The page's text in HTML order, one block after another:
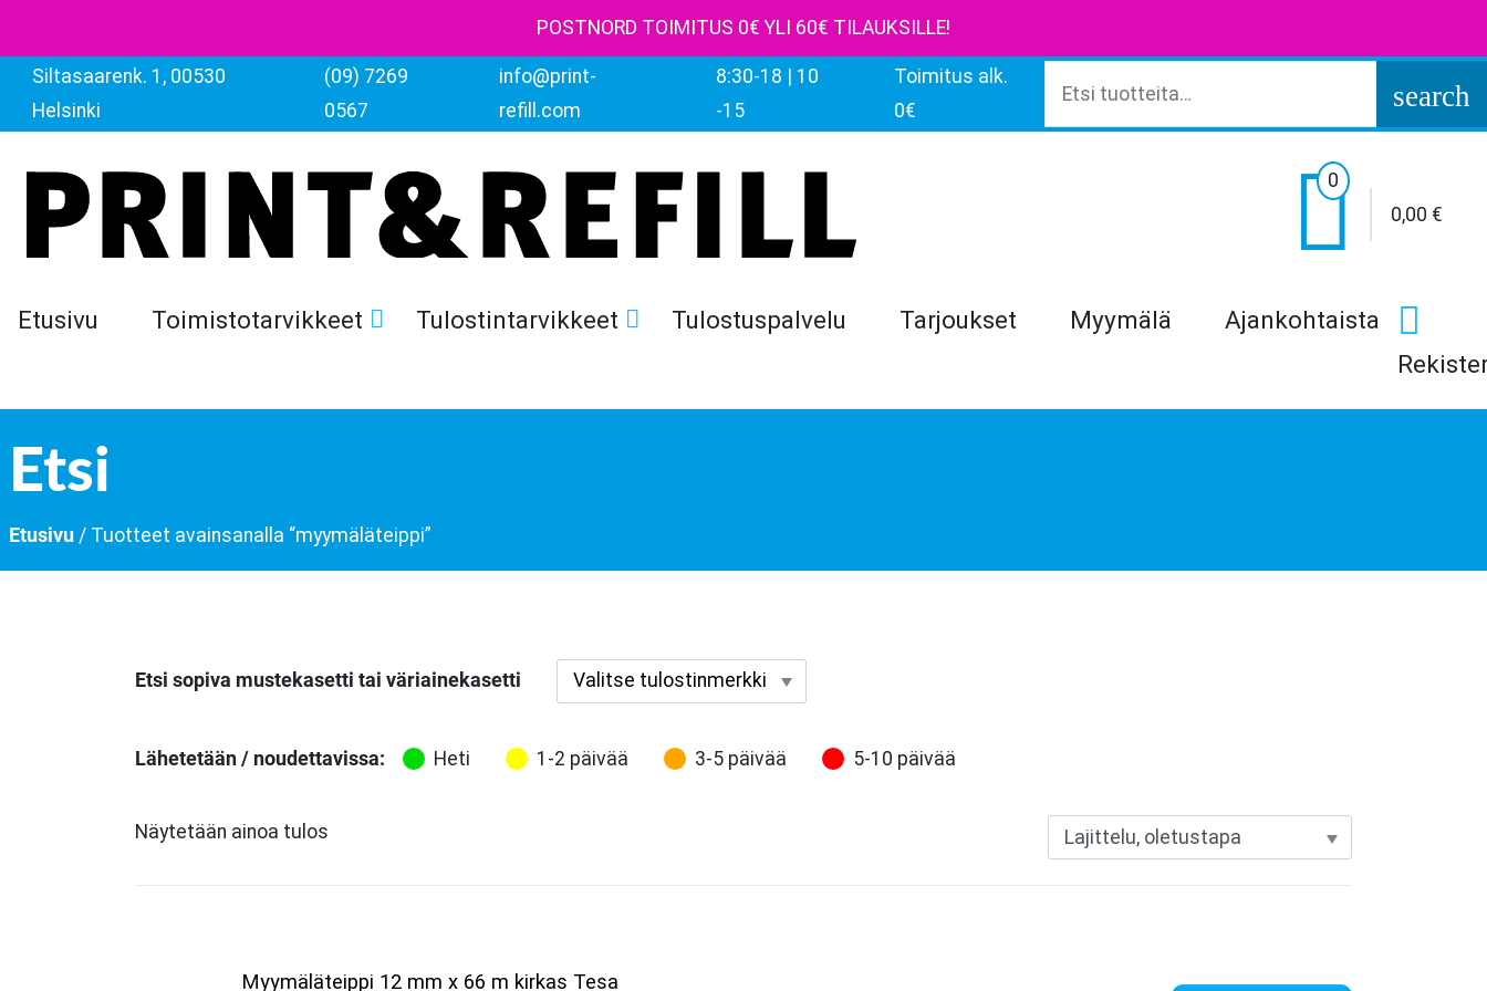
POSTNORD TOIMITUS 0€ YLI 60€ TILAUKSILLE!
Siltasaarenk. 1, 00530
Helsinki
(09) 7269
0567
info@print-
refill.com
8:30-18 | 10
-15
Toimitus alk.
0€
search

0
0,00 €
Etusivu Toimistotarvikkeet Tulostintarvikkeet Tulostuspalvelu Tarjoukset Myymälä
Ajankohtaista
Etsi
Etusivu / Tuotteet avainsanalla “myymäläteippi”
Etsi sopiva mustekasetti tai väriainekasetti
Lähetetään / noudettavissa: Heti 1-2 päivää 3-5 päivää 5-10 päivää
Näytetään ainoa tulos
Myymäläteippi 12 mm x 66 m kirkas Tesa